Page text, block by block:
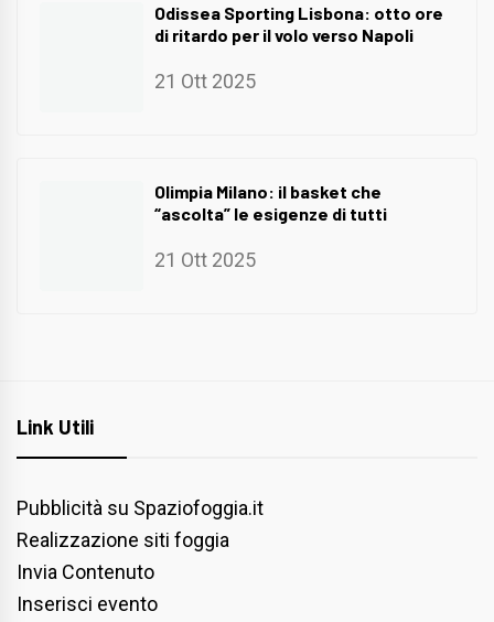
Odissea Sporting Lisbona: otto ore
di ritardo per il volo verso Napoli
21 Ott 2025
Olimpia Milano: il basket che
“ascolta” le esigenze di tutti
21 Ott 2025
Link Utili
Pubblicità su Spaziofoggia.it
Realizzazione siti foggia
Invia Contenuto
Inserisci evento